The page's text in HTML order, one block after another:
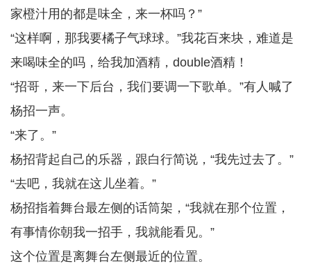
家橙汁用的都是味全，来一杯吗？”
“这样啊，那我要橘子气球球。”我花百来块，难道是
来喝味全的吗，给我加酒精，double酒精！
“招哥，来一下后台，我们要调一下歌单。”有人喊了
杨招一声。
“来了。”
杨招背起自己的乐器，跟白行简说，“我先过去了。”
“去吧，我就在这儿坐着。”
杨招指着舞台最左侧的话筒架，“我就在那个位置，
有事情你朝我一招手，我就能看见。”
这个位置是离舞台左侧最近的位置。